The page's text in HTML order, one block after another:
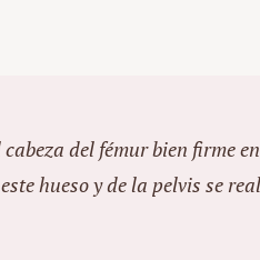
del fémur bien firme
hueso y de la pelvis se